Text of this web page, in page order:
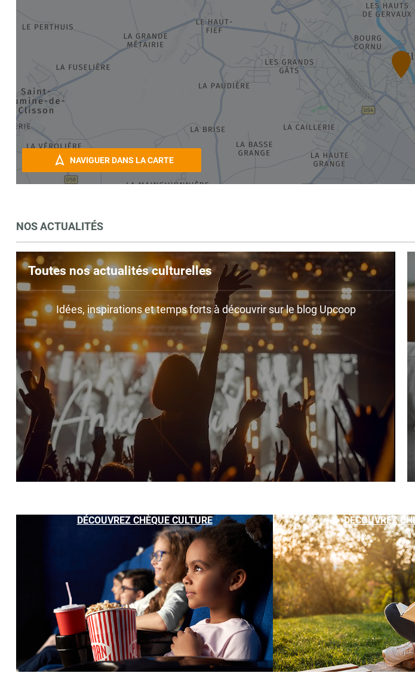
NAVIGUER DANS LA CARTE
NOS ACTUALITÉS
Toutes nos actualités culturelles
Idées, inspirations et temps forts à découvrir sur le blog Upcoop
DÉCOUVREZ CHÈQUE CULTURE DÉCOUVREZ